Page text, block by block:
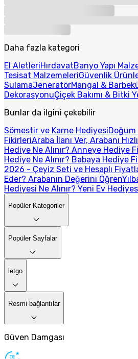
Daha fazla kategori
El AletleriHırdavatBanyo Yapı
Tesisat MalzemeleriGüvenlik
SulamaJeneratörMangal &
DekorasyonuÇiçek Bakımı & Bitki
Bunlar da ilgini çekebilir
Sömestir ve Karne Hediyesi
FikirleriAraba İlanı Ver, Arabanı
Hediye Ne Alınır? Anneye Hediye
Hediye Ne Alınır? Babaya Hediye
2026 - Çeyiz Seti ve Hesaplı
Eder? Arabanın Değerini Öğren
Hediyesi Ne Alınır? Yeni Ev
Popüler Kategoriler
Popüler Sayfalar
letgo
Resmi bağlantılar
Güven Damgası